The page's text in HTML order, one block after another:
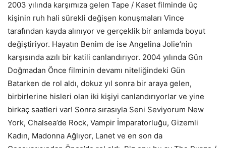
2003 yılında karşımıza gelen Tape / Kaset filminde üç
kişinin ruh hali sürekli değişen konuşmaları Vince
tarafından kayda alınıyor ve gerçeklik bir anlamda boyut
değiştiriyor. Hayatın Benim de ise Angelina Jolie’nin
karşısında azılı bir katili canlandırıyor. 2004 yılında Gün
Doğmadan Önce filminin devamı niteliğindeki Gün
Batarken de rol aldı, dokuz yıl sonra bir araya gelen,
birbirlerine hisleri olan iki kişiyi canlandırıyorlar ve yine
birkaç saatleri var! Sonra sırasıyla Seni Seviyorum New
York, Chalsea’de Rock, Vampir İmparatorluğu, Gizemli
Kadın, Madonna Ağlıyor, Lanet ve en son da